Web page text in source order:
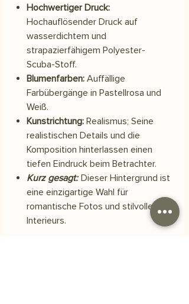
Hochwertiger Druck:
Hochauflösender Druck auf
wasserdichtem und
strapazierfähigem Polyester-
Scuba-Stoff.
Blumenfarben: Auffällige
Farbübergänge in Pastellrosa und
Weiß.
Kunstrichtung: Realismus; Seine
realistischen Details und die
Komposition hinterlassen einen
tiefen Eindruck beim Betrachter.
Kurz gesagt: Dieser Hintergrund ist
eine einzigartige Wahl für
romantische Fotos und stilvolle
Interieurs.